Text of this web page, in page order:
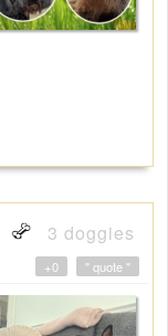
3 doggies
" quote "
+0